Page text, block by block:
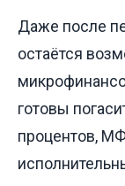
Даже после
остаётся
готовы
процентов,